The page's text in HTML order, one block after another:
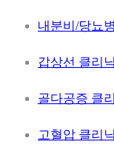
내분비/당뇨
갑상선 클리닉
골다공증 클
고혈압 클리닉